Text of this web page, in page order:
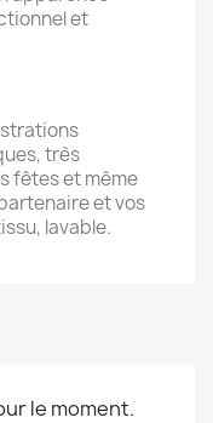
et
très
fêtes et même
et vos
lavable.
le moment.